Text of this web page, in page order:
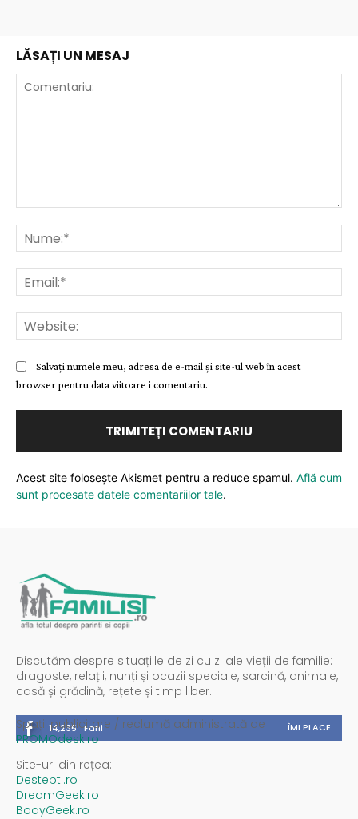
LĂSAȚI UN MESAJ
Salvați numele meu, adresa de e-mail și site-ul web în acest
browser pentru data viitoare i comentariu.
Acest site folosește Akismet pentru a reduce spamul. Află cum
sunt procesate datele comentariilor tale.
Discutăm despre situațiile de zi cu zi ale vieții de familie:
dragoste, relații, nunți și ocazii speciale, sarcină, animale,
casă și grădină, rețete și timp liber.
14,235 Fani ÎMI PLACE
Spații publicitare / reclamă administrată de
PROMOdesk.ro
Site-uri din rețea:
Destepti.ro
DreamGeek.ro
BodyGeek.ro